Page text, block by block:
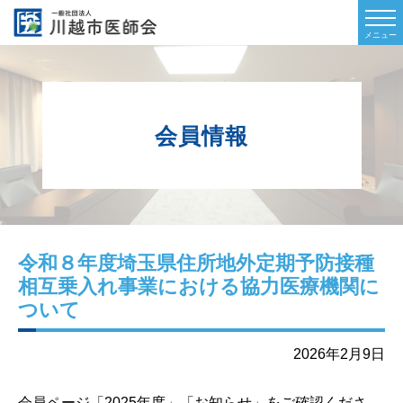
会員情報
令和８年度埼玉県住所地外定期予防接種
相互乗入れ事業における協力医療機関に
ついて
2026年2月9日